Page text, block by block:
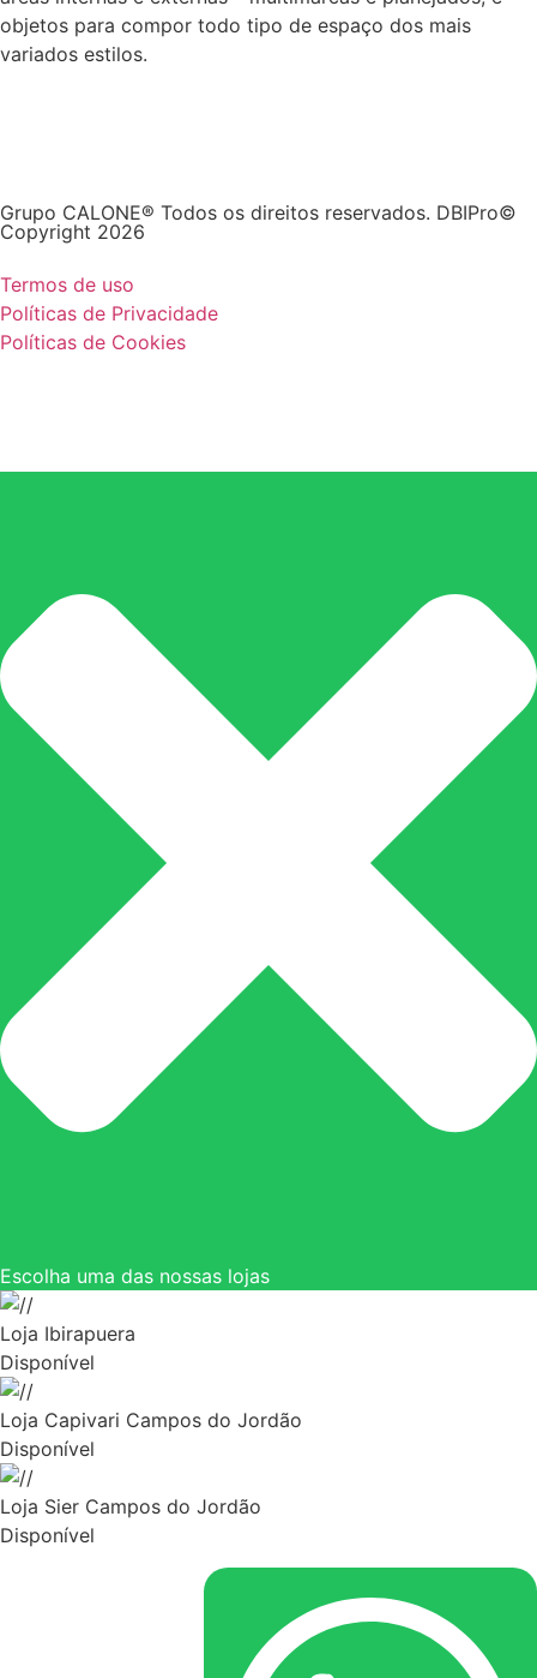
objetos para compor todo tipo de espaço dos mais
variados estilos.
Grupo CALONE® Todos os direitos reservados. DBIPro©
Copyright 2026
Termos de uso
Políticas de Privacidade
Políticas de Cookies
Escolha uma das nossas lojas
Loja Ibirapuera
Disponível
Loja Capivari Campos do Jordão
Disponível
Loja Sier Campos do Jordão
Disponível